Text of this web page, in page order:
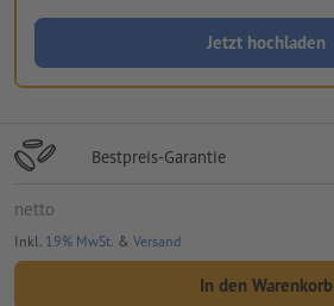
Jetzt hochladen
Bestpreis-Garantie
netto
Inkl. 19% MwSt. & Versand
In den Warenkorb